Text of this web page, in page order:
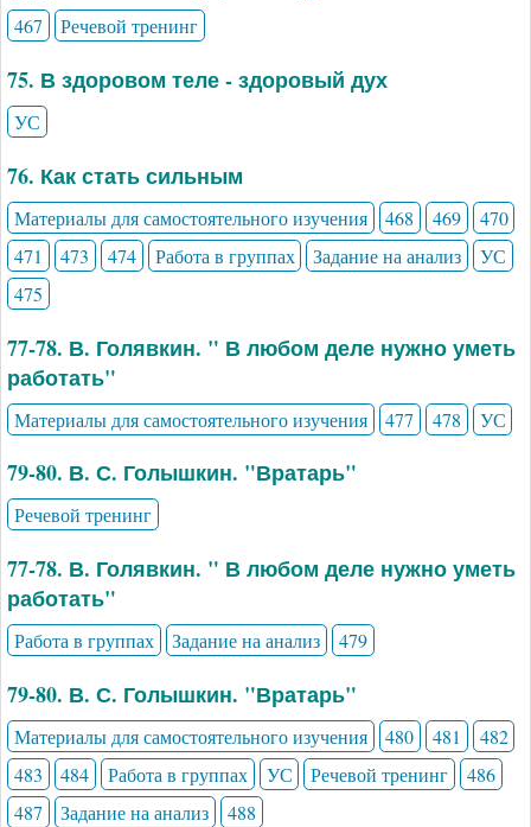
467 Речевой тренинг
75. В здоровом теле - здоровый дух
УС
76. Как стать сильным
Материалы для самостоятельного изучения 468 469
470
471
473 474 Работа в группах Задание на анализ
УС
475
77-78. В. Голявкин. " В любом деле нужно уметь
работать"
Материалы для самостоятельного изучения 477 478 УС
79-80. В. С. Голышкин. "Вратарь"
Речевой тренинг
77-78. В. Голявкин. " В любом деле нужно уметь
работать"
Работа в группах Задание на анализ 479
79-80. В. С. Голышкин. "Вратарь"
Материалы для самостоятельного изучения 480 481
482
483
484 Работа в группах УС Речевой тренинг
486
487
Задание на анализ 488